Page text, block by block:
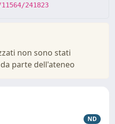
241823
non sono stati
parte dell'ateneo
ND